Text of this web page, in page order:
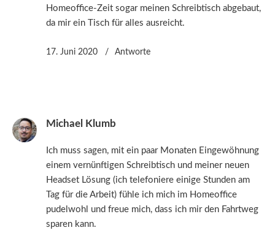
Homeoffice-Zeit sogar meinen Schreibtisch abgebaut,
da mir ein Tisch für alles ausreicht.
17. Juni 2020 Antworte
Michael Klumb
Ich muss sagen, mit ein paar Monaten Eingewöhnung
einem vernünftigen Schreibtisch und meiner neuen
Headset Lösung (ich telefoniere einige Stunden am
Tag für die Arbeit) fühle ich mich im Homeoffice
pudelwohl und freue mich, dass ich mir den Fahrtweg
sparen kann.